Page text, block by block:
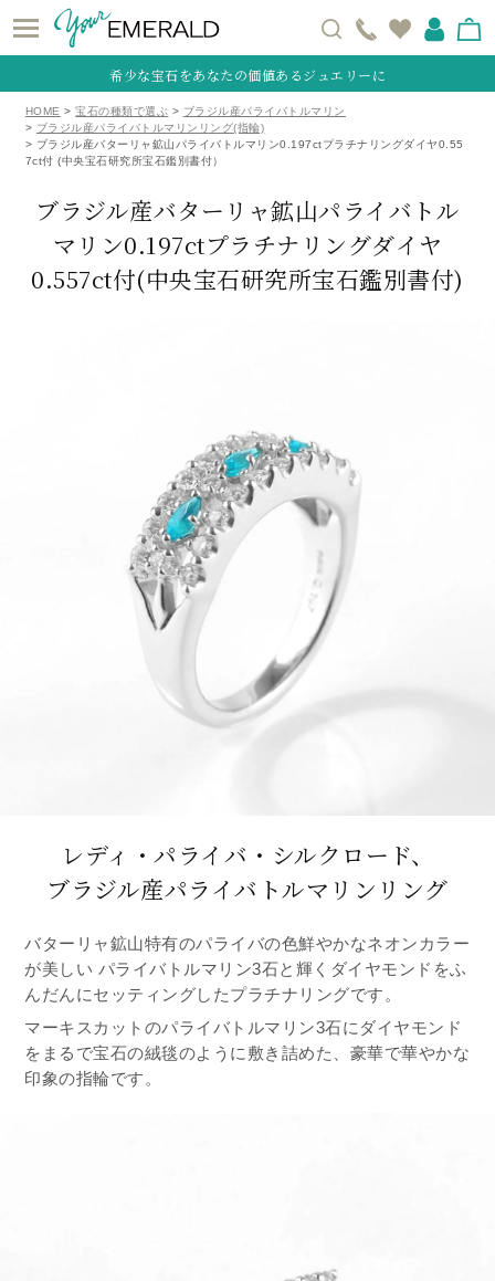
希少な宝石をあなたの価値あるジュエリーに
HOME 宝石の種類で選ぶ
ブラジル産パライバトルマリン
ブラジル産パライバトルマリンリング(指輪)
ブラジル産バターリャ鉱山パライバトルマリン0.197ctプラチナリングダイヤ0.55
7ct付 (中央宝石研究所宝石鑑別書付）
ブラジル産バターリャ鉱山パライバトル
マリン0.197ctプラチナリングダイヤ
0.557ct付(中央宝石研究所宝石鑑別書付)
レディ・パライバ・シルクロード、
ブラジル産パライバトルマリンリング
バターリャ鉱山特有のパライバの色鮮やかなネオンカラー
が美しい パライバトルマリン3石と輝くダイヤモンドをふ
んだんにセッティングしたプラチナリングです。
マーキスカットのパライバトルマリン3石にダイヤモンド
をまるで宝石の絨毯のように敷き詰めた、豪華で華やかな
印象の指輪です。